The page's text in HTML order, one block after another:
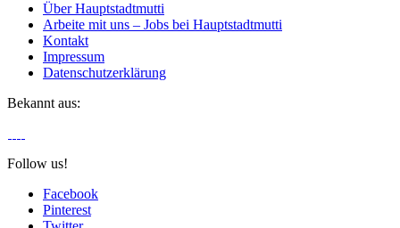
Über Hauptstadtmutti
Arbeite mit uns – Jobs bei Hauptstadtmutti
Kontakt
Impressum
Datenschutzerklärung
Bekannt aus:
Follow us!
Facebook
Pinterest